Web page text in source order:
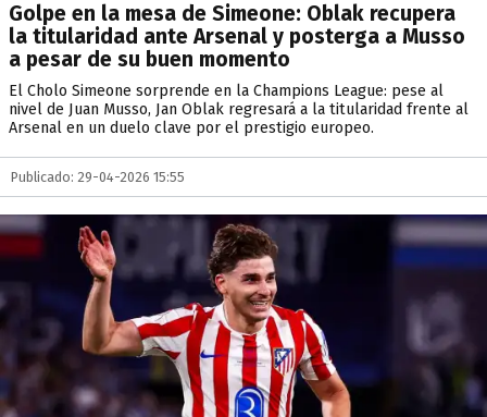
Golpe en la mesa de Simeone: Oblak recupera
la titularidad ante Arsenal y posterga a Musso
a pesar de su buen momento
El Cholo Simeone sorprende en la Champions League: pese al
nivel de Juan Musso, Jan Oblak regresará a la titularidad frente al
Arsenal en un duelo clave por el prestigio europeo.
Publicado: 29-04-2026 15:55